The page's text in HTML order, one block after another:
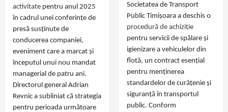
activitate pentru anul 2025
în cadrul unei conferințe de
presă susținute de
conducerea companiei,
eveniment care a marcat și
începutul unui nou mandat
managerial de patru ani.
Directorul general Adrian
Revnic a subliniat că strategia
pentru perioada următoare
Societatea de Transport
Public Timișoara a deschis o
procedură de achiziție
pentru servicii de spălare și
igienizare a vehiculelor din
flotă, un contract esențial
pentru menținerea
standardelor de curățenie și
siguranță în transportul
public. Conform